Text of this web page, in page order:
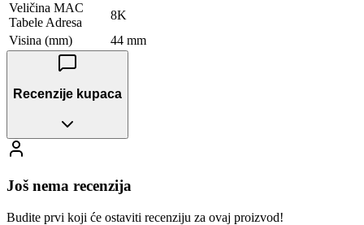
Veličina MAC
Tabele Adresa
8K
Visina (mm)
44 mm
Recenzije kupaca
Još nema recenzija
Budite prvi koji će ostaviti recenziju za ovaj proizvod!